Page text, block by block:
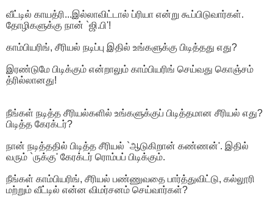
வீட்டில் காயத்ரி...இல்லாவிட்டால் ப்ரியா என்று கூப்பிடுவார்கள்.
தோழிகளுக்கு நான் `ஜி.பி'!
காம்பியரிங், சீரியல் நடிப்பு இதில் உங்களுக்கு பிடித்தது எது?
இரண்டுமே பிடிக்கும் என்றாலும் காம்பியரிங் செய்வது கொஞ்சம்
த்ரில்லானது!
நீங்கள் நடித்த சீரியல்களில் உங்களுக்குப் பிடித்தமான சீரியல் எது?
பிடித்த கேரக்டர்?
நான் நடித்ததில் பிடித்த சீரியல் `ஆடுகிறான் கண்ணன்'. இதில்
வரும் `ருக்கு' கேரக்டர் ரொம்பப் பிடிக்கும்.
நீங்கள் காம்பியரிங், சீரியல் பண்ணுவதை பார்த்துவிட்டு, கல்லூரி
மற்றும் வீட்டில் என்ன விமர்சனம் செய்வார்கள்?